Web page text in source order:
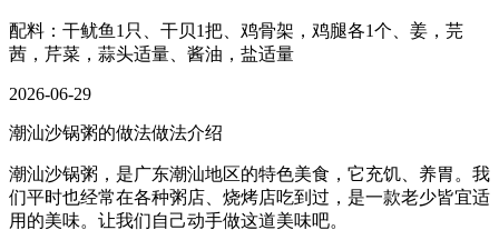
配料：干鱿鱼1只、干贝1把、鸡骨架，鸡腿各1个、姜，芫
茜，芹菜，蒜头适量、酱油，盐适量
2026-06-29
潮汕沙锅粥的做法做法介绍
潮汕沙锅粥，是广东潮汕地区的特色美食，它充饥、养胃。我
们平时也经常在各种粥店、烧烤店吃到过，是一款老少皆宜适
用的美味。让我们自己动手做这道美味吧。